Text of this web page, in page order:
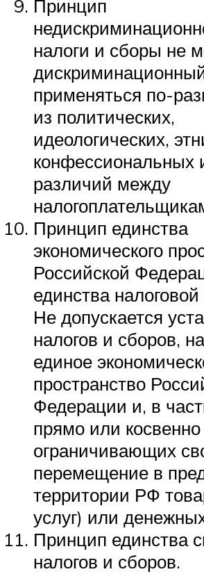
Принцип
налоги и сборы не
применяться по-
из политических,
идеологических,
конфессиональных
различий между
Принцип единства
экономического
Российской
единства
Не допускается
налогов и сборов,
единое
пространство
Федерации и, в
прямо или косвенно
ограничивающих
перемещение в
территории РФ
услуг) или
Принцип единства
налогов и сборов.